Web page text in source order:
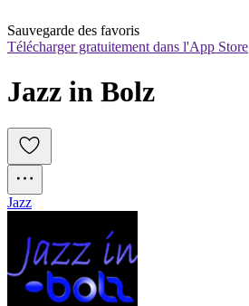
Sauvegarde des favoris
Télécharger gratuitement dans l'App Store
Jazz in Bolz
Jazz